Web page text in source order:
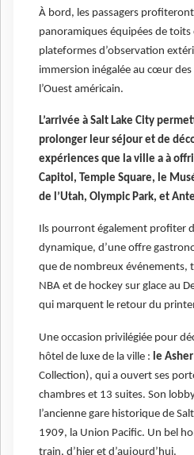
À bord, les passagers
panoramiques équipées de toits
plateformes d’observation
immersion inégalée au cœur
l’Ouest américain.
L’arrivée à Salt Lake City
prolonger leur séjour et de
expériences que la ville a à
Capitol, Temple Square, le
de l’Utah, Olympic Park, et
Ils pourront également profiter
dynamique, d’une offre
que de nombreux événements,
NBA et de hockey sur glace au
qui marquent le retour du
Une occasion privilégiée pour
hôtel de luxe de la ville : le
Collection), qui a ouvert ses
chambres et 13 suites. Son
l’ancienne gare historique de
1909, la Union Pacific. Un bel
train, d’hier et d’aujourd’hui.